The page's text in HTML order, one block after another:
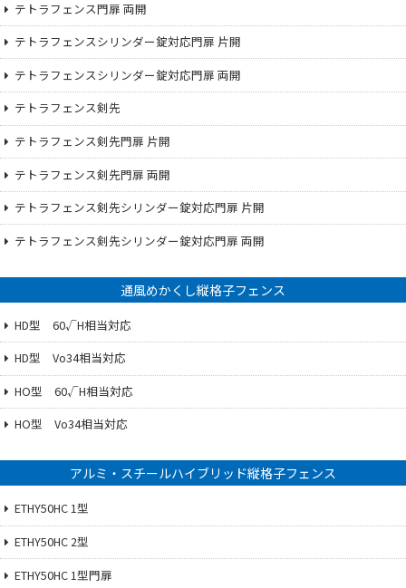
テトラフェンス門扉 両開
テトラフェンスシリンダー錠対応門扉 片開
テトラフェンスシリンダー錠対応門扉 両開
テトラフェンス剣先
テトラフェンス剣先門扉 片開
テトラフェンス剣先門扉 両開
テトラフェンス剣先シリンダー錠対応門扉 片開
テトラフェンス剣先シリンダー錠対応門扉 両開
通風めかくし縦格子フェンス
HD型 60√H相当対応
HD型 Vo34相当対応
HO型 60√H相当対応
HO型 Vo34相当対応
アルミ・スチールハイブリッド縦格子フェンス
ETHY50HC 1型
ETHY50HC 2型
ETHY50HC 1型門扉